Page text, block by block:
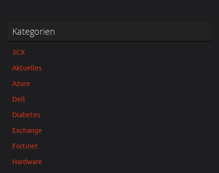
Kategorien
3CX
Aktuelles
Azure
Dell
Diabetes
Exchange
Fortinet
Hardware